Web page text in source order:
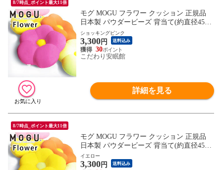
8/7時点_ポイント最大11倍
モグ MOGU フラワー クッション 正規品
日本製 パウダービーズ 背当て(約直径45cm
×高さ11cm ショッキングピンク)【10I83395
SPK】
ショッキングピンク
3,300円 送料込み
30
こだわり安眠館
詳細を見る
8/7時点_ポイント最大11倍
モグ MOGU フラワー クッション 正規品
日本製 パウダービーズ 背当て(約直径45cm
×高さ11cm イエロー)【10I83396YE】
イエロー
3,300円 送料込み